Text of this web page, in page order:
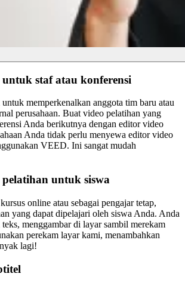
staf atau konferensi
memperkenalkan anggota tim baru atau
perusahaan. Buat video pelatihan yang
Anda berikutnya dengan editor video
Anda tidak perlu menyewa editor video
VEED. Ini sangat mudah
untuk siswa
online atau sebagai pengajar tetap,
yang dapat dipelajari oleh siswa Anda. Anda
menggambar di layar sambil merekam
perekam layar kami, menambahkan
lagi!